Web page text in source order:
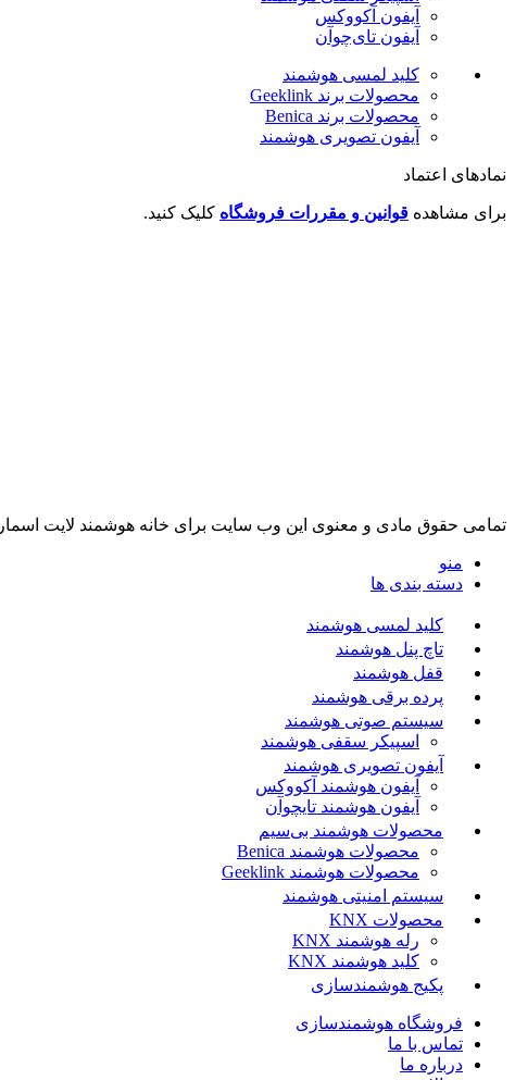
آیفون آکووکس
آیفون تای‌چوآن
کلید لمسی هوشمند
محصولات برند Geeklink
محصولات برند ‌Benica
آیفون تصویری هوشمند
نمادهای اعتماد
برای مشاهده قوانین و مقررات فروشگاه کلیک کنید.
تمامی حقوق مادی و معنوی این وب سایت برای خانه هوشمند لایت
منو
دسته بندی ها
کلید لمسی هوشمند
تاچ پنل هوشمند
قفل هوشمند
پرده برقی هوشمند
سیستم صوتی هوشمند
اسپیکر سقفی هوشمند
آیفون تصویری هوشمند
آیفون هوشمند آکووکس
آیفون هوشمند تایچوآن
محصولات هوشمند بی‌سیم
محصولات هوشمند Benica
محصولات هوشمند Geeklink
سیستم امنیتی هوشمند
محصولات KNX
رله هوشمند KNX
کلید هوشمند KNX
پکیج هوشمندسازی
فروشگاه هوشمندسازی
تماس با ما
درباره ما